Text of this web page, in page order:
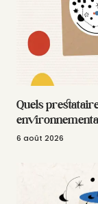
Quels
6 août 2026